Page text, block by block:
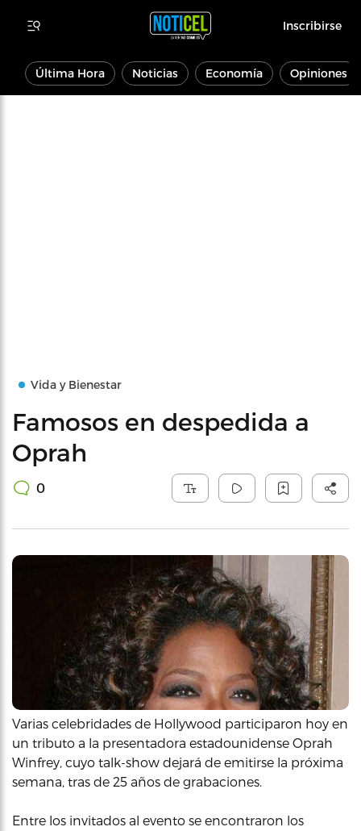
Inscribirse
Última Hora Noticias Economía Opiniones
Vida y Bienestar
Famosos en despedida a
Oprah
0
Varias celebridades de Hollywood participaron hoy en
un tributo a la presentadora estadounidense Oprah
Winfrey, cuyo talk-show dejará de emitirse la próxima
semana, tras de 25 años de grabaciones.
Entre los invitados al evento se encontraron los